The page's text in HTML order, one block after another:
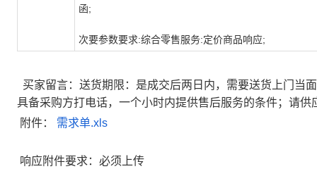
函;
次要参数要求:综合零售服务:定价商品响应;
买家留言：送货期限：是成交后两日内，需要送货上门当
具备采购方打电话，一个小时内提供售后服务的条件；请
附件： 需求单.xls
响应附件要求：必须上传